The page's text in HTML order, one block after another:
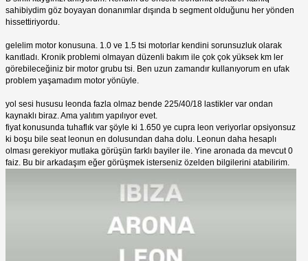
sahibiydim göz boyayan donanımlar dışında b segment olduğunu her yönden
hissettiriyordu.
gelelim motor konusuna. 1.0 ve 1.5 tsi motorlar kendini sorunsuzluk olarak
kanıtladı. Kronik problemi olmayan düzenli bakım ile çok çok yüksek km ler
görebileceğiniz bir motor grubu tsi. Ben uzun zamandır kullanıyorum en ufak
problem yaşamadım motor yönüyle.
yol sesi hususu leonda fazla olmaz bende 225/40/18 lastikler var ondan
kaynaklı biraz. Ama yalıtım yapılıyor evet.
fiyat konusunda tuhaflık var şöyle ki 1.650 ye cupra leon veriyorlar opsiyonsuz
ki boşu bile seat leonun en dolusundan daha dolu. Leonun daha hesaplı
olması gerekiyor mutlaka görüşün farklı bayiler ile. Yine aronada da mevcut 0
faiz. Bu bir arkadaşım eğer görüşmek isterseniz özelden bilgilerini atabilirim.